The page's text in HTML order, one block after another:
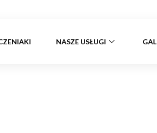
NASZE USŁUGI